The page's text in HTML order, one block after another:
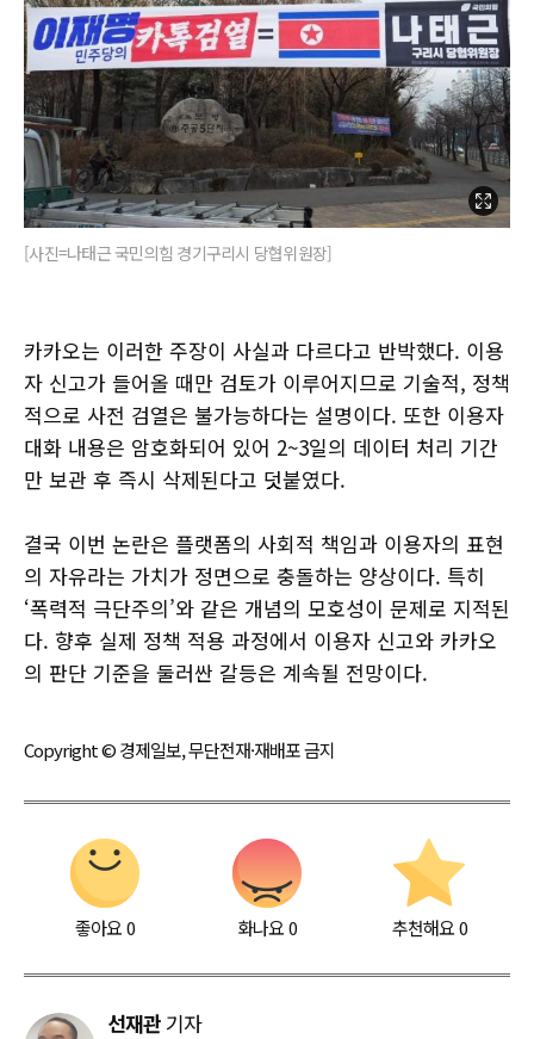
[사진=나태근 국민의힘 경기구리시 당협위원장]
카카오는 이러한 주장이 사실과 다르다고 반박했다. 이용
자 신고가 들어올 때만 검토가 이루어지므로 기술적, 정책
적으로 사전 검열은 불가능하다는 설명이다. 또한 이용자
대화 내용은 암호화되어 있어 2~3일의 데이터 처리 기간
만 보관 후 즉시 삭제된다고 덧붙였다.
결국 이번 논란은 플랫폼의 사회적 책임과 이용자의 표현
의 자유라는 가치가 정면으로 충돌하는 양상이다. 특히
‘폭력적 극단주의’와 같은 개념의 모호성이 문제로 지적된
다. 향후 실제 정책 적용 과정에서 이용자 신고와 카카오
의 판단 기준을 둘러싼 갈등은 계속될 전망이다.
Copyright © 경제일보, 무단전재·재배포 금지
좋아요0 화나요0 추천해요 0
선재관 기자